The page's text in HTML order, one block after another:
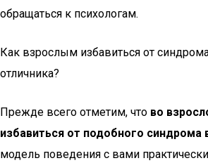
обращаться к психологам.
Как взрослым избавиться от
отличника?
Прежде всего отметим, что во
избавиться от подобного
модель поведения с вами